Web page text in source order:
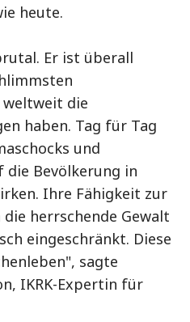
heute.
Er ist überall
die
haben. Tag für Tag
und
Bevölkerung in
Ihre Fähigkeit zur
herrschende Gewalt
eingeschränkt. Diese
sagte
IKRK-Expertin für